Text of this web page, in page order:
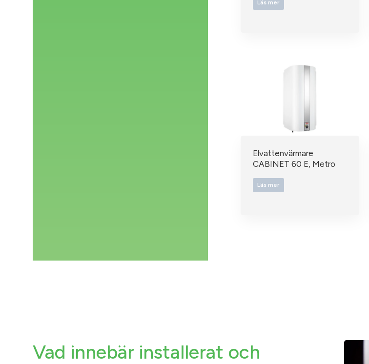
Läs mer
Elvattenvärmare
CABINET 60 E, Metro
Läs mer
Vad innebär installerat och